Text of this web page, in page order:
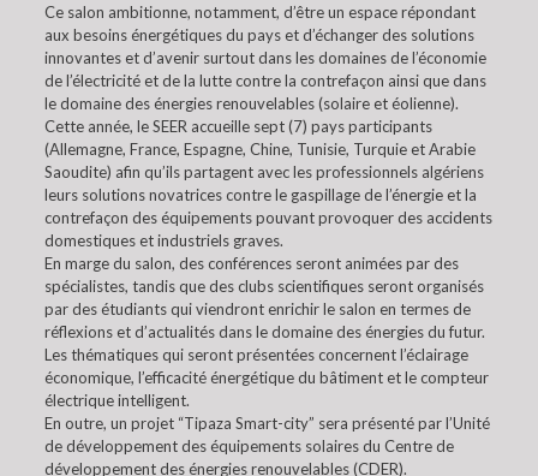
Ce salon ambitionne, notamment, d’être un espace répondant
aux besoins énergétiques du pays et d’échanger des solutions
innovantes et d’avenir surtout dans les domaines de l’économie
de l’électricité et de la lutte contre la contrefaçon ainsi que dans
le domaine des énergies renouvelables (solaire et éolienne).
Cette année, le SEER accueille sept (7) pays participants
(Allemagne, France, Espagne, Chine, Tunisie, Turquie et Arabie
Saoudite) afin qu’ils partagent avec les professionnels algériens
leurs solutions novatrices contre le gaspillage de l’énergie et la
contrefaçon des équipements pouvant provoquer des accidents
domestiques et industriels graves.
En marge du salon, des conférences seront animées par des
spécialistes, tandis que des clubs scientifiques seront organisés
par des étudiants qui viendront enrichir le salon en termes de
réflexions et d’actualités dans le domaine des énergies du futur.
Les thématiques qui seront présentées concernent l’éclairage
économique, l’efficacité énergétique du bâtiment et le compteur
électrique intelligent.
En outre, un projet “Tipaza Smart-city” sera présenté par l’Unité
de développement des équipements solaires du Centre de
développement des énergies renouvelables (CDER).